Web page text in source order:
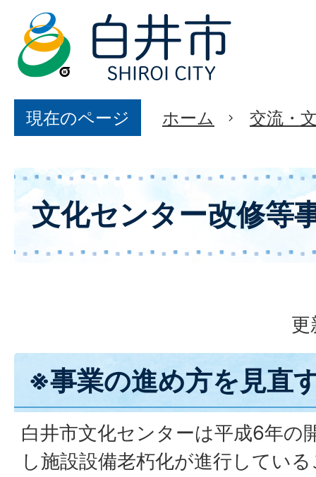
現在のページ ホーム 交流・
文化センター改修等
更
※事業の進め方を見直
白井市文化センターは平成6年の
し施設設備老朽化が進行してい